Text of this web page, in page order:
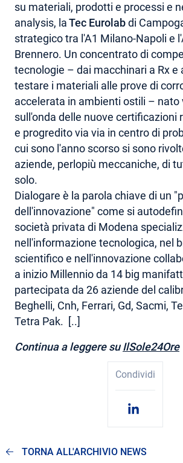
su materiali, prodotti e processi e
analysis, laTec Eurolabdi
strategico tra l'A1 Milano-Napoli e
Brennero. Un concentrato di
tecnologie – dai macchinari a Rx e
testare i materiali alle prove di
accelerata in ambienti ostili – nato
sull'onda delle nuove certificazioni
e progredito via via in centro di
cui sono l'anno scorso si sono
aziende, perlopiù meccaniche, di
solo.
Dialogare è la parola chiave di un
dell'innovazione" come si
società privata di Modena
nell'informazione tecnologica, nel
scientifico e nell'innovazione
a inizio Millennio da 14 big
partecipata da 26 aziende del
Beghelli, Cnh, Ferrari, Gd, Sacmi,
Tetra Pak. [..]
Continua a leggere suIlSole24Ore
Condividi
TORNA ALL'ARCHIVIO NEWS